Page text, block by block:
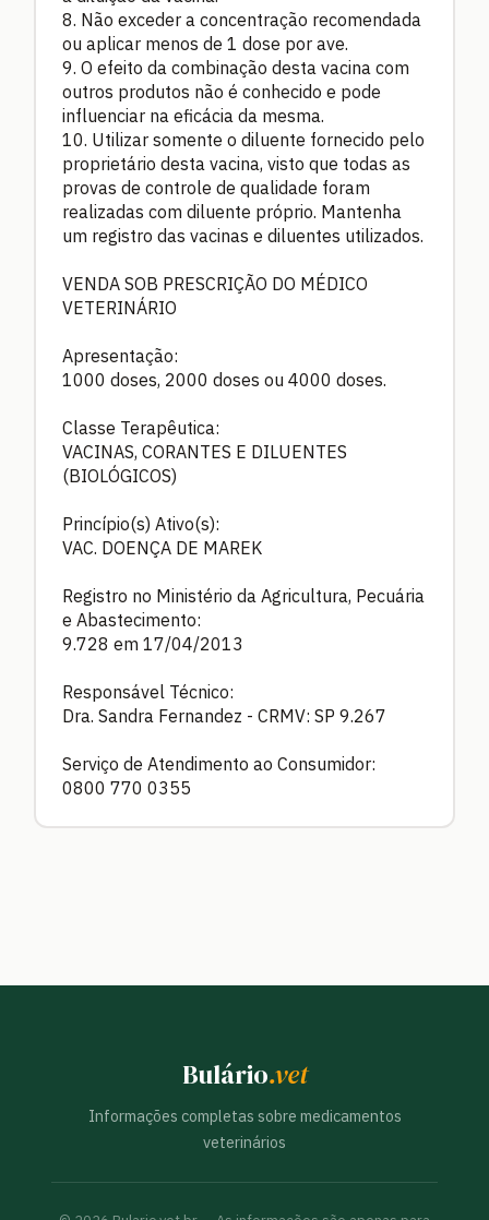
8. Não exceder a concentração recomendada
ou aplicar menos de 1 dose por ave.
9. O efeito da combinação desta vacina com
outros produtos não é conhecido e pode
influenciar na eficácia da mesma.
10. Utilizar somente o diluente fornecido pelo
proprietário desta vacina, visto que todas as
provas de controle de qualidade foram
realizadas com diluente próprio. Mantenha
um registro das vacinas e diluentes utilizados.
VENDA SOB PRESCRIÇÃO DO MÉDICO
VETERINÁRIO
Apresentação:
1000 doses, 2000 doses ou 4000 doses.
Classe Terapêutica:
VACINAS, CORANTES E DILUENTES
(BIOLÓGICOS)
Princípio(s) Ativo(s):
VAC. DOENÇA DE MAREK
Registro no Ministério da Agricultura, Pecuária
e Abastecimento:
9.728 em 17/04/2013
Responsável Técnico:
Dra. Sandra Fernandez - CRMV: SP 9.267
Serviço de Atendimento ao Consumidor:
0800 770 0355
Bulário.vet
Informações completas sobre medicamentos
veterinários